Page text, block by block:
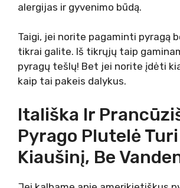
alergijas ir gyvenimo būdą.
Taigi, jei norite pagaminti pyragą
tikrai galite. Iš tikrųjų taip
pyragų tešlų! Bet jei norite įdėti
kaip tai pakeis dalykus.
Itališka Ir
Pyrago Plutelė Turi
Kiaušinį, Be